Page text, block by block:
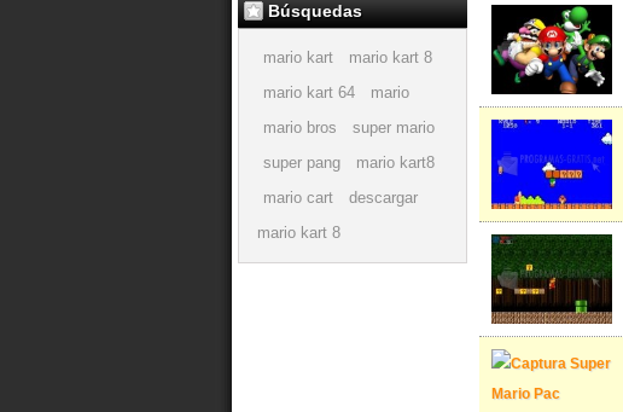
Búsquedas
mario kart
mario kart 8
mario kart 64
mario
mario bros
super mario
super pang
mario kart8
mario cart
descargar
mario kart 8